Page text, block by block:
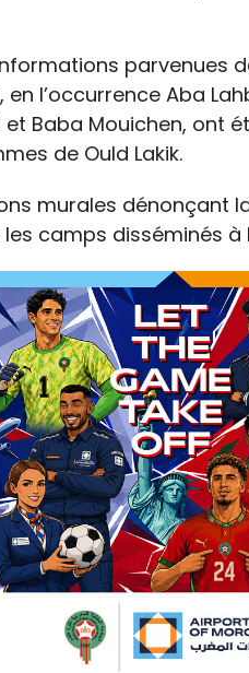
parvenues
en l’occurrence Aba
et Baba Mouichen, ont
de Ould Lakik.
murales dénonçant
camps disséminés à